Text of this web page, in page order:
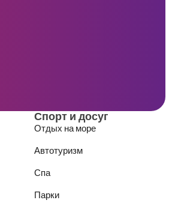
Спорт и досуг
Отдых на море
Автотуризм
Спа
Парки